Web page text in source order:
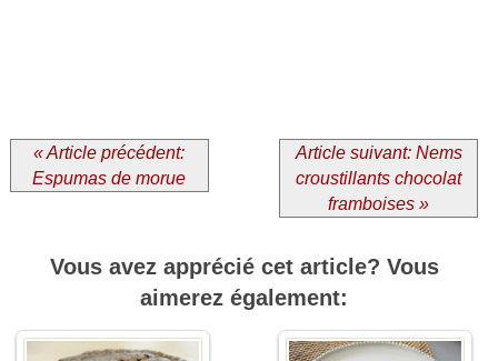
« Article précédent:
Espumas de morue
Article suivant: Nems
croustillants chocolat
framboises »
Vous avez apprécié cet article? Vous
aimerez également: